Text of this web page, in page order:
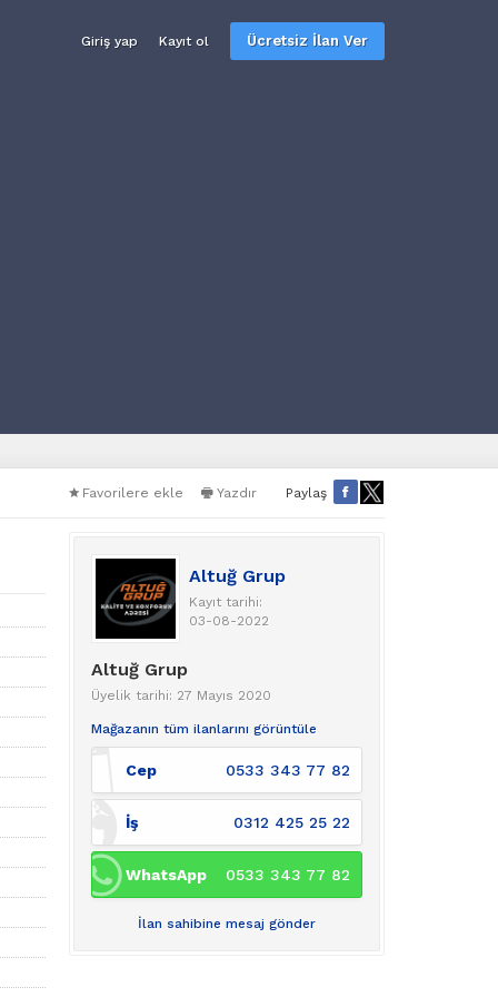
Giriş yap Kayıt ol Ücretsiz İlan Ver
Favorilere ekle Yazdır Paylaş
Altuğ Grup
Kayıt tarihi:
03-08-2022
Altuğ Grup
Üyelik tarihi: 27 Mayıs 2020
Mağazanın tüm ilanlarını görüntüle
Cep 0533 343 77 82
İş 0312 425 25 22
WhatsApp 0533 343 77 82
İlan sahibine mesaj gönder